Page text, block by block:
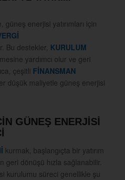
enerjisi yatırımları için
Bu destekler, KURULUM
yardımcı olur ve geri
çeşitli FİNANSMAN
düşük maliyetle güneş enerjisi
GÜNEŞ ENERJİSİ
kurmak, başlangıçta bir yatırım
geri dönüşü hızla sağlanabilir.
kurulumu süreci genellikle şu